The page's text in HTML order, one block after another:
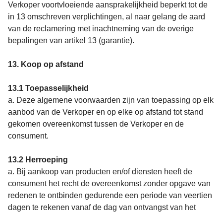
Verkoper voortvloeiende aansprakelijkheid beperkt tot de
in 13 omschreven verplichtingen, al naar gelang de aard
van de reclamering met inachtneming van de overige
bepalingen van artikel 13 (garantie).
13. Koop op afstand
13.1 Toepasselijkheid
a. Deze algemene voorwaarden zijn van toepassing op elk
aanbod van de Verkoper en op elke op afstand tot stand
gekomen overeenkomst tussen de Verkoper en de
consument.
13.2 Herroeping
a. Bij aankoop van producten en/of diensten heeft de
consument het recht de overeenkomst zonder opgave van
redenen te ontbinden gedurende een periode van veertien
dagen te rekenen vanaf de dag van ontvangst van het